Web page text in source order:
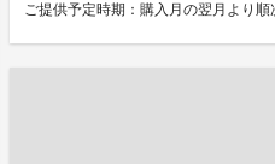
ご提供予定時期：購入月の翌月より順